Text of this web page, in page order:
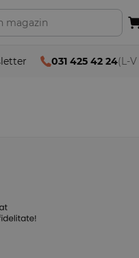
031 425 42 24(L-